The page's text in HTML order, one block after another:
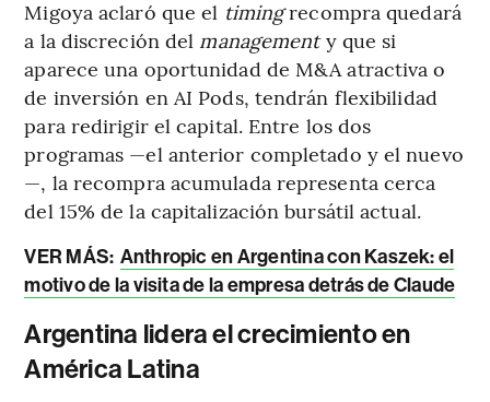
Migoya aclaró que el timingrecompra quedará
a la discreción del managementy que si
aparece una oportunidad de M&A atractiva o
de inversión en AI Pods, tendrán flexibilidad
para redirigir el capital. Entre los dos
programas —el anterior completado y el nuevo
—, la recompra acumulada representa cerca
del 15% de la capitalización bursátil actual.
VER MÁS: Anthropic en Argentina con Kaszek: el
motivo de la visita de la empresa detrás de Claude
Argentina lidera el crecimiento en
América Latina